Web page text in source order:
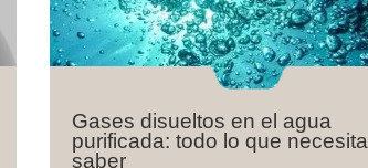
Gases disueltos en el agua
purificada: todo lo que necesita
saber